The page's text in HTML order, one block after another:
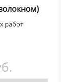
работ